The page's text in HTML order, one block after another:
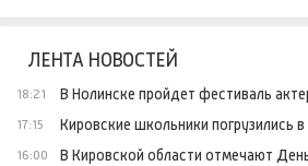
ЛЕНТА НОВОСТЕЙ
18:21 В Нолинске пройдет фестиваль
17:15 Кировские школьники погрузились
16:00 В Кировской области отмечают